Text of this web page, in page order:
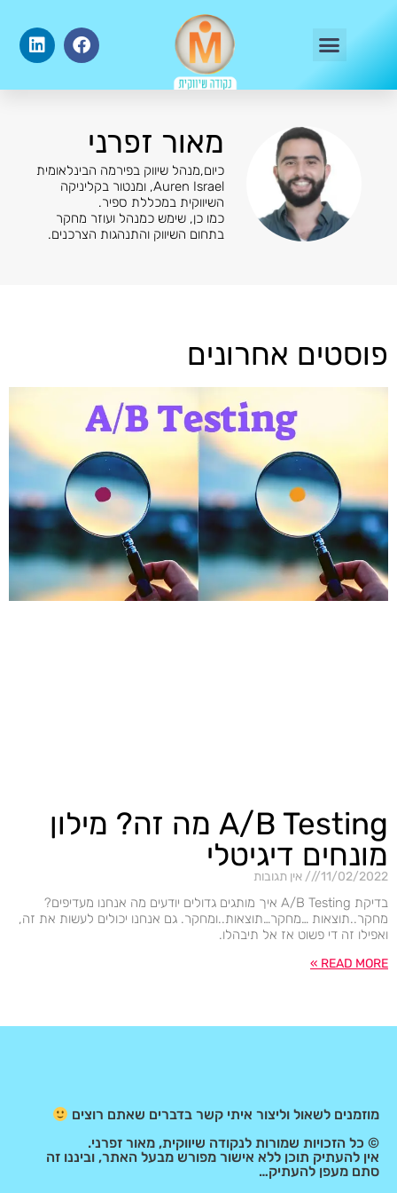
מאור זפרני
כיום,מנהל שיווק בפירמה הבינלאומית
Auren Israel, ומנטור בקליניקה
השיווקית במכללת ספיר.
כמו כן, שימש כמנהל ועוזר מחקר
בתחום השיווק והתנהגות הצרכנים.
פוסטים אחרונים
A/B Testing מה זה? מילון
מונחים דיגיטלי
11/02/2022 אין תגובות
בדיקת A/B Testing איך מותגים גדולים יודעים מה אנחנו מעדיפים?
מחקר..תוצאות …מחקר…תוצאות..ומחקר. גם אנחנו יכולים לעשות את זה,
ואפילו זה די פשוט אז אל תיבהלו.
READ MORE »
מוזמנים לשאול וליצור איתי קשר בדברים שאתם רוצים
© כל הזכויות שמורות לנקודה שיווקית, מאור זפרני.
אין להעתיק תוכן ללא אישור מפורש מבעל האתר, וביננו זה
סתם מעפן להעתיק…